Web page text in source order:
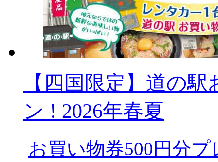
【四国限定】道の
ン ! 2026年春夏
お買い物券500円分